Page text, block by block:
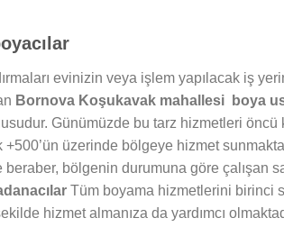
evinizin veya işlem yapılacak iş
Bornova Koşukavak mahallesi boya
Günümüzde bu tarz hizmetleri öncü
üzerinde bölgeye hizmet
beraber, bölgenin durumuna göre çalışan
Tüm boyama hizmetlerini birinci
hizmet almanıza da yardımcı